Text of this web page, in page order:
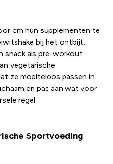
om hun supplementen te
bij het ontbijt,
snack als pre-workout
vegetarische
ze moeiteloos passen in
en pas aan wat voor
regel.
Sportvoeding